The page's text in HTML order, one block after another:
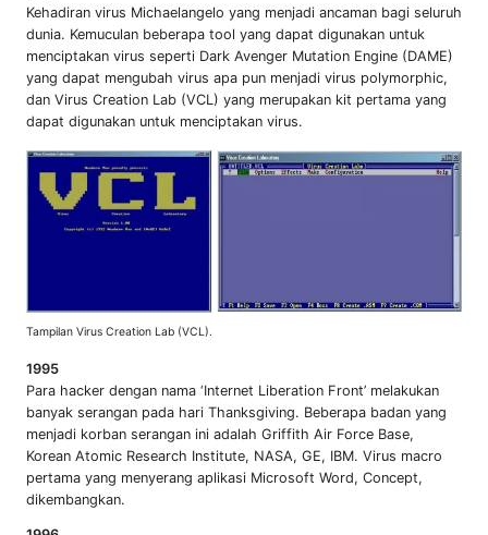
Kehadiran virus Michaelangelo yang menjadi ancaman bagi seluruh
dunia. Kemuculan beberapa tool yang dapat digunakan untuk
menciptakan virus seperti Dark Avenger Mutation Engine (DAME)
yang dapat mengubah virus apa pun menjadi virus polymorphic,
dan Virus Creation Lab (VCL) yang merupakan kit pertama yang
dapat digunakan untuk menciptakan virus.
Tampilan Virus Creation Lab (VCL).
1995
Para hacker dengan nama ‘Internet Liberation Front’ melakukan
banyak serangan pada hari Thanksgiving. Beberapa badan yang
menjadi korban serangan ini adalah Griffith Air Force Base,
Korean Atomic Research Institute, NASA, GE, IBM. Virus macro
pertama yang menyerang aplikasi Microsoft Word, Concept,
dikembangkan.